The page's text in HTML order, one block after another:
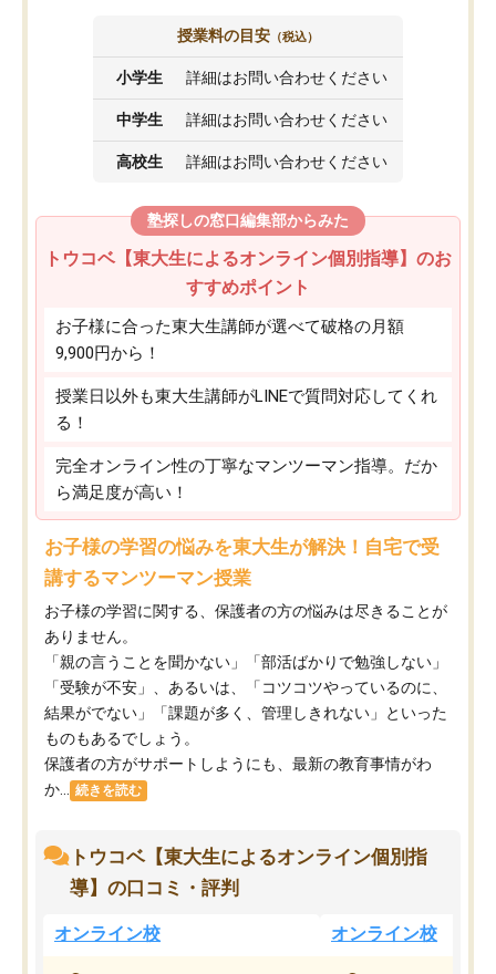
授業料の目安 （税込）
小学生 詳細はお問い合わせください
中学生 詳細はお問い合わせください
高校生 詳細はお問い合わせください
塾探しの窓口編集部からみた
トウコベ【東大生によるオンライン個別指導】のお
すすめポイント
お子様に合った東大生講師が選べて破格の月額
9,900円から！
授業日以外も東大生講師がLINEで質問対応してくれ
る！
完全オンライン性の丁寧なマンツーマン指導。だか
ら満足度が高い！
お子様の学習の悩みを東大生が解決！自宅で受
講するマンツーマン授業
お子様の学習に関する、保護者の方の悩みは尽きることが
ありません。
「親の言うことを聞かない」「部活ばかりで勉強しない」
「受験が不安」、あるいは、「コツコツやっているのに、
結果がでない」「課題が多く、管理しきれない」といった
ものもあるでしょう。
保護者の方がサポートしようにも、最新の教育事情がわ
か...
続きを読む
トウコベ【東大生によるオンライン個別指
導】の口コミ・評判
オンライン校 オンライン校